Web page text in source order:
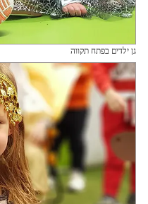
גן ילדים בפתח תקווה